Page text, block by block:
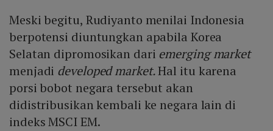
Meski begitu, Rudiyanto menilai Indonesia
berpotensi diuntungkan apabila Korea
Selatan dipromosikan dari emerging market
menjadi developed market.Hal itu karena
porsi bobot negara tersebut akan
didistribusikan kembali ke negara lain di
indeks MSCI EM.